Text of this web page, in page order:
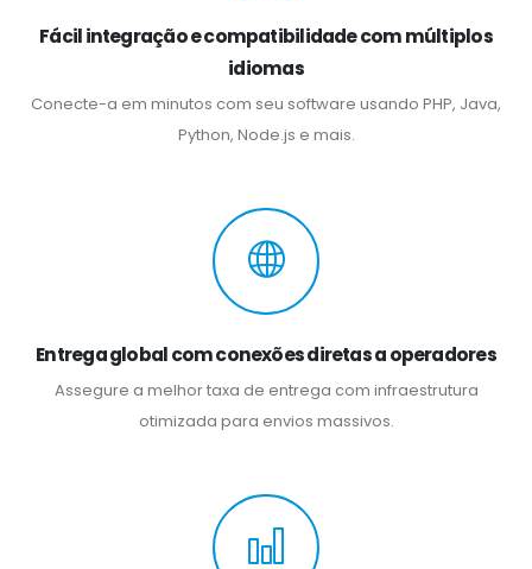
Fácil integração e compatibilidade com múltiplos
idiomas
Conecte-a em minutos com seu software usando PHP, Java,
Python, Node.js e mais.
Entrega global com conexões diretas a operadores
Assegure a melhor taxa de entrega com infraestrutura
otimizada para envios massivos.